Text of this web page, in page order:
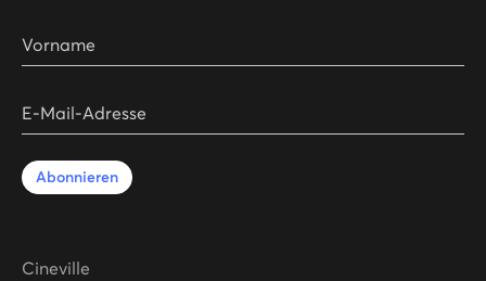
Vorname
E-Mail-Adresse
Abonnieren
Cineville